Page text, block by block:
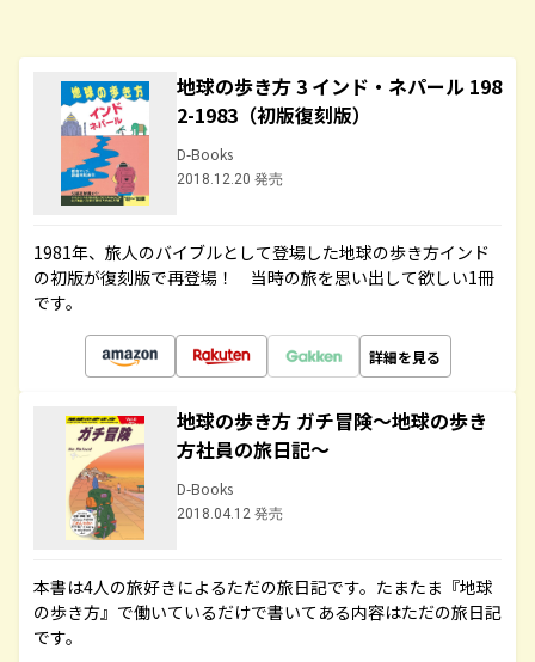
地球の歩き方 3 インド・ネパール 198
2-1983（初版復刻版）
D-Books
2018.12.20 発売
1981年、旅人のバイブルとして登場した地球の歩き方インド
の初版が復刻版で再登場！ 当時の旅を思い出して欲しい1冊
です。
詳細を見る
地球の歩き方 ガチ冒険～地球の歩き
方社員の旅日記～
D-Books
2018.04.12 発売
本書は4人の旅好きによるただの旅日記です。たまたま『地球
の歩き方』で働いているだけで書いてある内容はただの旅日記
です。